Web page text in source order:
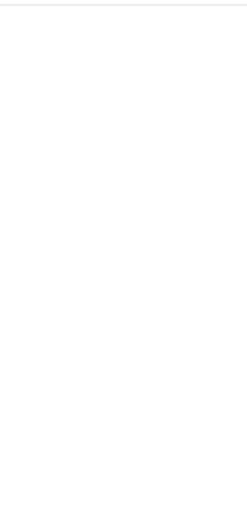
380mm